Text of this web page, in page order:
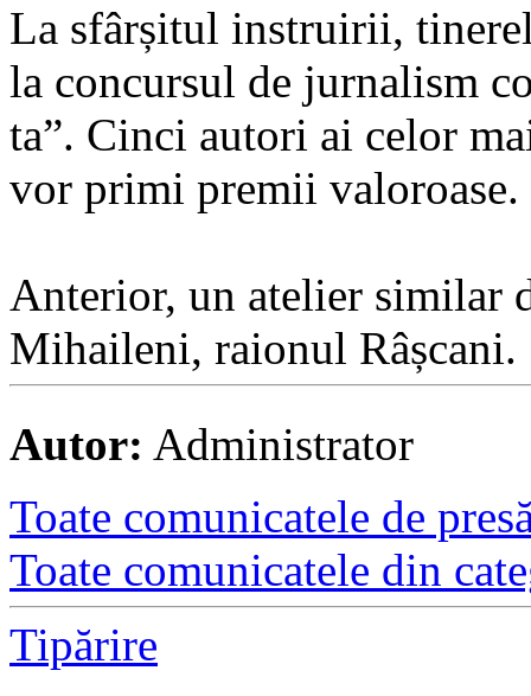
La sfârșitul instruirii,
la concursul de jurnalism
ta”. Cinci autori ai celor
vor primi premii valoroase.
Anterior, un atelier similar
Mihaileni, raionul Râșcani.
Autor: Administrator
Toate comunicatele de
Toate comunicatele din
Tipărire